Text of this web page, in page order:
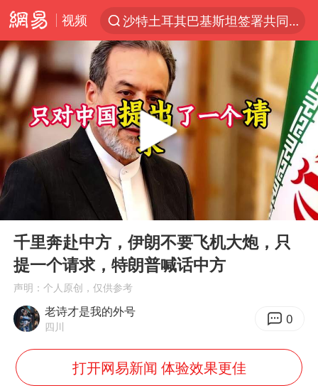
视频
沙特土耳其巴基斯坦签署共同防务协议
福建省泉州市委书记张毅恭接受纪律审查和监察调查
台风白海豚已进入24小时警戒线
全球首个长时储能一体化产业园量产
U17国足点球大战淘汰河床晋级决赛
四川宜宾市高县4.9级地震致1人死亡
上海：台风白海豚或将带来龙卷风
秋天的第一杯奶茶到底有多火
东航：国内客票提前14天免费退改
国防部：坚决反制任何闹海挑衅图谋
Play
05:11
千里奔赴中方，伊朗不要飞机大炮，只
提一个请求，特朗普喊话中方
声明：个人原创，仅供参考
老诗才是我的外号
四川 0
打开网易新闻 体验效果更佳